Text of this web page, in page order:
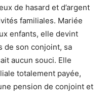
de hasard et d’argent
familiales. Mariée
enfants, elle devint
de son conjoint, sa
aucun souci. Elle
totalement payée,
pension de conjoint et